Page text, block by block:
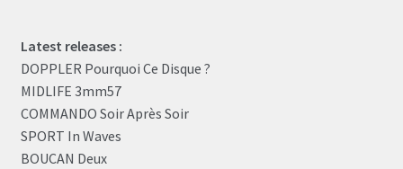
Latest releases :
DOPPLER Pourquoi Ce Disque ?
MIDLIFE 3mm57
COMMANDO Soir Après Soir
SPORT In Waves
BOUCAN Deux